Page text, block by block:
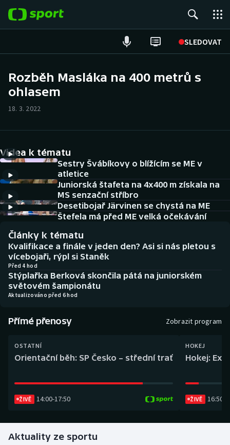
SLEDOVAT
Hokej
Cyklistika
DALŠÍ SPORTY
Americký fotbal
Baseball a softbal
Basketbal
Biatlon
Curling
Dostihy
Futsal
NEPŘEHLÉDNĚTE
Soutěže
Historické návraty
Aplikace ČT sport
Rozběh Masláka na 400 metrů s
ohlasem
18. 3. 2022
Videa k tématu
Sestry Švábíkovy o blížícím se ME v
atletice
Juniorská štafeta na 4x400 m získala na
MS senzační stříbro
Desetibojař Järvinen se chystá na ME
Štefela má před ME velká očekávání
Články k tématu
Kvalifikace a finále v jeden den? Asi si nás pletou s
vícebojaři, rýpl si Staněk
Před 4 hod
Stýplařka Berková skončila pátá na juniorském
světovém šampionátu
Aktualizováno před 6 hod
Přímé přenosy Zobrazit program
OSTATNÍ
Orientační běh: SP Česko – střední trať
ŽIVĚ 14:00-17:50
HOKEJ
Hokej:
ŽIVĚ 16:50
Aktuality ze sportu